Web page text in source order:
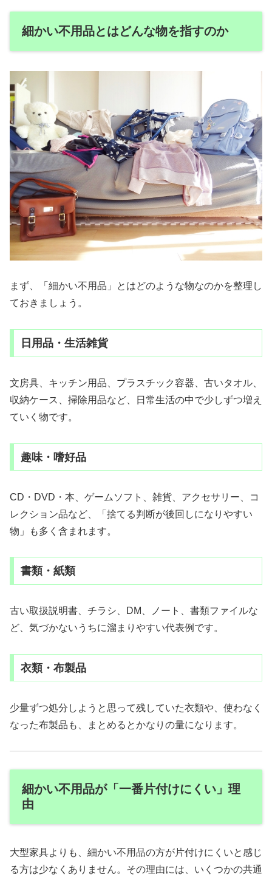
細かい不用品とはどんな物を指すのか
まず、「細かい不用品」とはどのような物なのかを整理し
ておきましょう。
日用品・生活雑貨
文房具、キッチン用品、プラスチック容器、古いタオル、
収納ケース、掃除用品など、日常生活の中で少しずつ増え
ていく物です。
趣味・嗜好品
CD・DVD・本、ゲームソフト、雑貨、アクセサリー、コ
レクション品など、「捨てる判断が後回しになりやすい
物」も多く含まれます。
書類・紙類
古い取扱説明書、チラシ、DM、ノート、書類ファイルな
ど、気づかないうちに溜まりやすい代表例です。
衣類・布製品
少量ずつ処分しようと思って残していた衣類や、使わなく
なった布製品も、まとめるとかなりの量になります。
細かい不用品が「一番片付けにくい」理
由
大型家具よりも、細かい不用品の方が片付けにくいと感じ
る方は少なくありません。その理由には、いくつかの共通